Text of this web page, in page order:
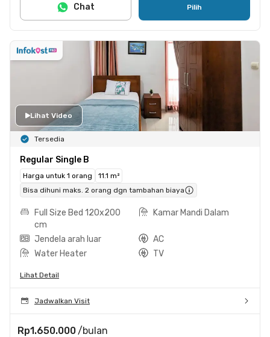
Pilih
Chat
Lihat Video
Tersedia
Regular Single B
Harga untuk 1 orang
11.1 m²
Bisa dihuni maks. 2 orang dgn tambahan biaya
Full Size Bed 120x200
cm
Kamar Mandi Dalam
Jendela arah luar
AC
Water Heater
TV
Lihat Detail
Jadwalkan Visit
Rp1.650.000 /bulan